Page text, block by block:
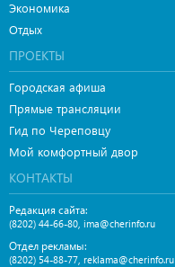
Экономика
Отдых
ПРОЕКТЫ
Городская афиша
Прямые трансляции
Гид по Череповцу
Мой комфортный двор
КОНТАКТЫ
Редакция сайта:
(8202) 44-66-80, ima@cherinfo.ru
Отдел рекламы:
(8202) 54-88-77, reklama@cherinfo.ru